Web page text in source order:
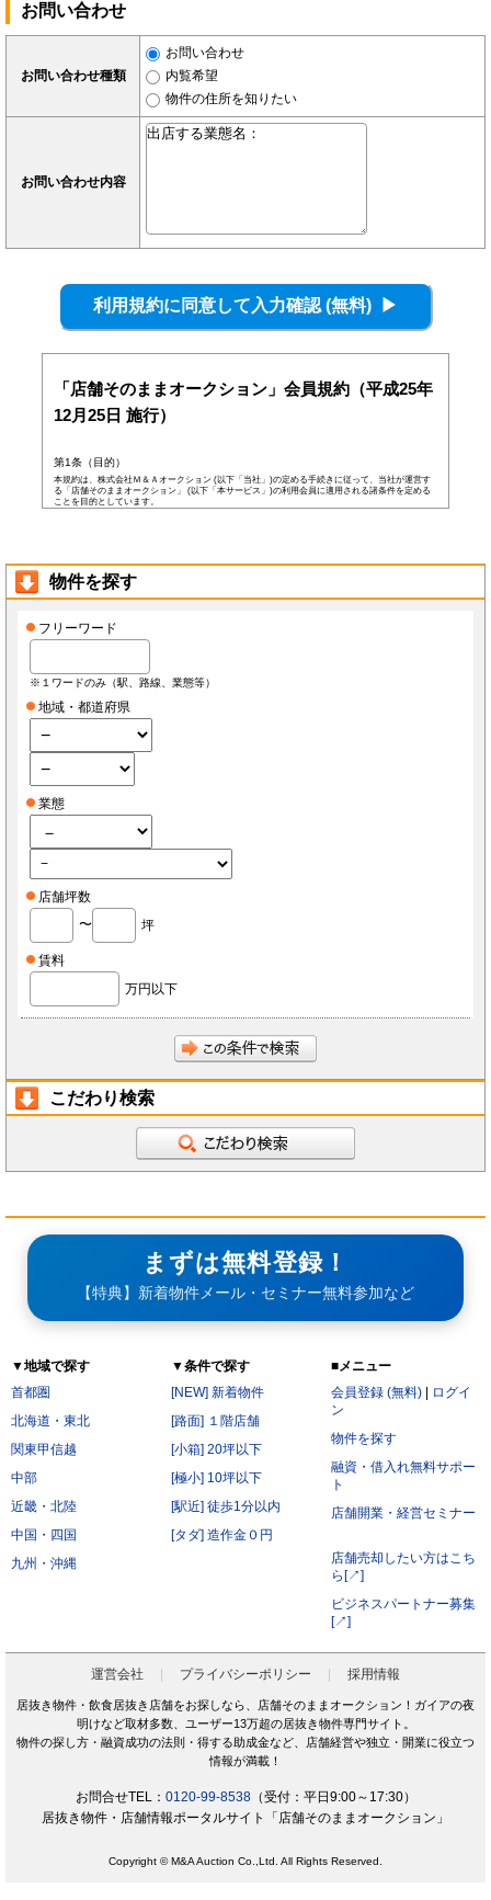
お問い合わせ
お問い合わせ種類
お問い合わせ
内覧希望
物件の住所を知りたい
お問い合わせ内容
「店舗そのままオークション」会員規約（平成25年
12月25日 施行）
第1条（目的）
本規約は、株式会社Ｍ＆Ａオークション (以下「当社」)の定める手続きに従って、当社が運営す
る「店舗そのままオークション」 (以下「本サービス」)の利用会員に適用される諸条件を定める
ことを目的としています。
以下の各号の条件を全て満たした者を本サービスの会員(以下「会員」)とします。
本規約に同意した者
当社所定の登録情報を当社へ提出した者
前項にかかわらず、以下の各号のいずれかに当てはまる者は会員となる資格を持たないもの
とし、会員登録が否認されることがあります。
を取り消すことができるものとします。
未成年者、成年被後見人、被保佐人若しくは被補助人のいずれかの者(ただし、会員登
日本国外に在住の者
破産状態もしくはそれと同等の状態にあり、信用状態が著しく悪化している者
差押え、仮差押え、仮処分、租税滞納処分等を受けている者
二重に会員登録している者
当社、本サービス、又は他の会員の信用もしくは権利を侵害する恐れがあると当社が
公序良俗に反する行為をした者
前項の措置により会員が損害を被った場合でも、当社はその責任を負わないものとします。
会員は当社が書面で承認する場合を除き、会員としての地位をいかなる第三者にも譲渡でき
ないものとします。
会員は、当社へ報告した自らに関する情報に変更が生じた場合、当社が指定する方法で最新
の情報を当社へ報告するものとします。なお、本項の報告をしなかったことにより、会員が
会員は、当社へ報告した自らに関する情報の変更を希望する場合、また、退会を希望する場
合、当社所定の手続きに従っておこなうものとします。
（以下「導入店」）から付与されたIDおよびパスワード(以下「ID」)をいかなる第三者にも
開示し、もしくは利用させてはならないものとします。
使用、不正使用等により会員に損害が生じた場合においても、当社は一切の責任を負いませ
ん。
会員は、紛失、喪失、盗難、誤使用、不正使用等が発生した場合、もしくは第三者に知られ
た場合、またそのおそれがある場合、速やかに当社もしくは導入店にその旨を報告し、指示
に従うものとします。
第4条（個人情報）
当社もしくは導入店は、会員から得た個人情報(以下「個人情報」)を本サービス運営、店舗
者も含みます）、導入店、導入店の関連会社、本サービスの会員・業務委託先・フランチャ
裁判所・警察等の要請がある場合を除きます。
会員が自らの個人情報の変更もしくは削除を希望する場合、当社および導入店へそれぞれ連
絡するものとし、当社もしくは導入店は本人確認等の所定の手続きを経て、個人情報を変更
もしくは削除するものとします。
会員は、本サービスを通じて個人情報を取得した場合、自己の責任で個人情報保護に関する
第5条（秘密保持）
会員が本サービスを利用するうえで当社もしくは導入店へ開示した情報および提出した資料
は、原則として本サービスの利用者に公開されるものとし、当社もしくは導入店は当該情報
前項にかかわらず、会員が秘密である旨を付して当社もしくは導入店へ開示し、当社もしく
は導入店がそれに同意した情報について、当社もしくは導入店は本サービスの運営に最低限
必要な会社、当社もしくは導入店の役員、従業員、関連会社、本サービスの再委託先、監査
法人、税理士、弁護士を除く第三者に対して開示漏洩しないものとします。
会員は、当社もしくは導入店から秘密である旨を付して会員へ開示した情報を、会員の役
員、従業員、監査法人、税理士、弁護士を除く第三者へ開示漏洩しないことに同意します。
員は同意します。
開示された時点で被開示者が既に知っていた情報
開示された情報と無関係に、被開示者が自ら開発、創作した情報
いものとします。
サービス提供用のシステムの保守または工事の都合上やむを得ない場合
火災・停電などによりサービスの提供ができないと当社が判断した場合
地震、噴火、洪水、津波などの天災、若しくは戦争、変乱、暴動、騒乱、労働争議等により
サービスの提供ができないと当社が判断した場合
電気通信事業者、電力会社等の公共のインフラ提供者の責により、電気通信サービスが停止
した場合
当社が利用する電気通信設備に障害が発生した場合
第7条（禁止行為）
会員は以下の各号に該当する行為をおこなってはならないものとします。
他の会員に成りすまし、本サービスを利用する行為
当社および他の会員に不利益を与える行為
物件を探す
フリーワード
※１ワードのみ（駅、路線、業態等）
地域・都道府県
業態
店舗坪数
〜
坪
賃料
万円以下
こだわり検索
まずは無料登録！
【特典】新着物件メール・セミナー無料参加など
▼地域で探す
首都圏
北海道・東北
関東甲信越
中部
近畿・北陸
中国・四国
九州・沖縄
▼条件で探す
[NEW] 新着物件
[路面] １階店舗
[小箱] 20坪以下
[極小] 10坪以下
[駅近] 徒歩1分以内
[タダ] 造作金０円
■メニュー
会員登録 (無料)
ログイ
ン
物件を探す
融資・借入れ無料サポー
ト
店舗開業・経営セミナー
店舗売却したい方はこち
ら[↗]
ビジネスパートナー募集
[↗]
運営会社 プライバシーポリシー 採用情報
居抜き物件・飲食居抜き店舗をお探しなら、店舗そのままオークション！ガイアの夜
明けなど取材多数、ユーザー13万超の居抜き物件専門サイト。
物件の探し方・融資成功の法則・得する助成金など、店舗経営や独立・開業に役立つ
情報が満載！
お問合せTEL： 0120-99-8538（受付：平日9:00～17:30）
居抜き物件・店舗情報ポータルサイト「店舗そのままオークション」
Copyright © M&A Auction Co.,Ltd. All Rights Reserved.